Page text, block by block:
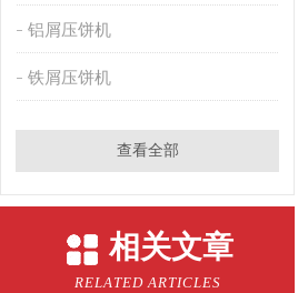
铝屑压饼机
铁屑压饼机
查看全部
相关文章
RELATED ARTICLES